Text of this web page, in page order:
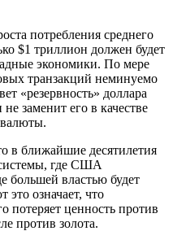
потребления среднего
$1 триллион должен будет
экономики. По мере
транзакций неминуемо
«резервность» доллара
заменит его в качестве
в ближайшие десятилетия
где США
большей властью будет
это означает, что
потеряет ценность против
против золота.